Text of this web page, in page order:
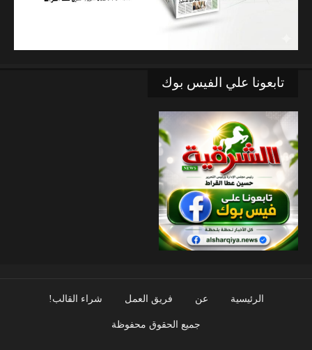
تابعونا علي الفيس بوك
الرئيسية عن فريق العمل شراء القالب!
جميع الحقوق محفوظة